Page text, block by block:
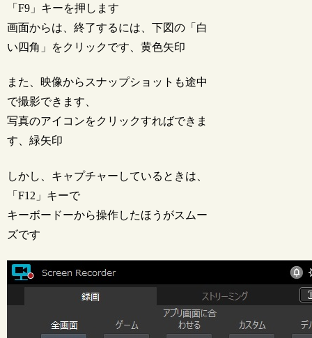
「F9」キーを押します
画面からは、終了するには、下図の「白
い四角」をクリックです、黄色矢印
また、映像からスナップショットも途中
で撮影できます、
写真のアイコンをクリックすればできま
す、緑矢印
しかし、キャプチャーしているときは、
「F12」キーで
キーボードーから操作したほうがスムー
ズです